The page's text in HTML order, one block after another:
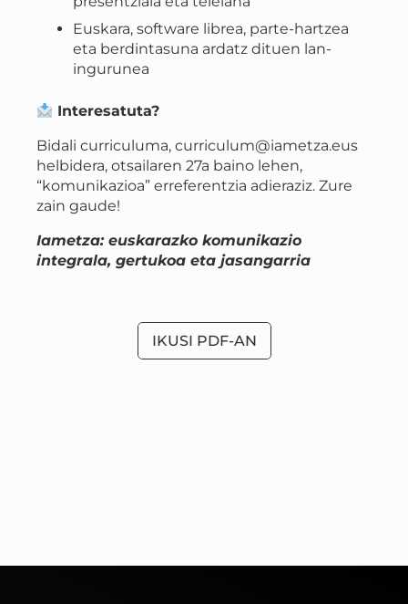
Euskara, software librea, parte-hartzea
eta berdintasuna ardatz dituen lan-
ingurunea
Interesatuta?
Bidali curriculuma, curriculum@iametza.eus
helbidera, otsailaren 27a baino lehen,
“komunikazioa” erreferentzia adieraziz. Zure
zain gaude!
Iametza: euskarazko komunikazio
integrala, gertukoa eta jasangarria
IKUSI PDF-AN